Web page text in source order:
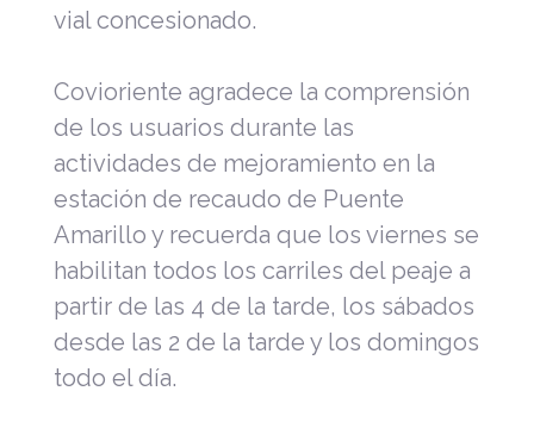
vial concesionado.
Covioriente agradece la comprensión
de los usuarios durante las
actividades de mejoramiento en la
estación de recaudo de Puente
Amarillo y recuerda que los viernes se
habilitan todos los carriles del peaje a
partir de las 4 de la tarde, los sábados
desde las 2 de la tarde y los domingos
todo el día.